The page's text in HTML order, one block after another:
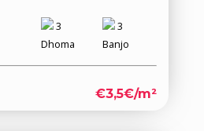
3
Dhoma
3
Banjo
€3,5€/m²